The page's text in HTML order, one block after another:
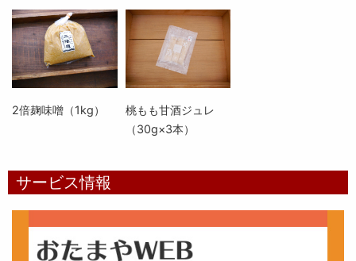
2倍麹味噌（1kg）
桃もも甘酒ジュレ
（30g×3本）
サービス情報